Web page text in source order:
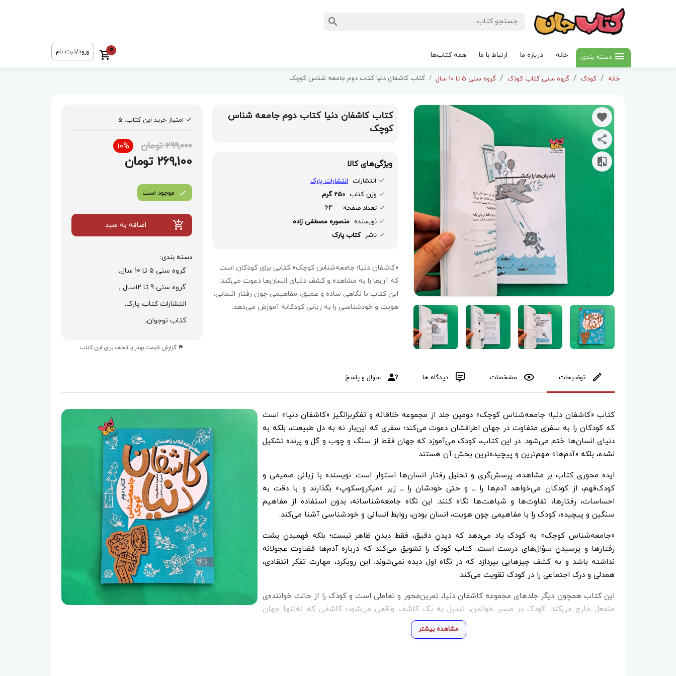
دسته بندی خانه درباره ما ارتباط با ما همه کتاب‌ها
0 ورود/ثبت نام
خانه کودک گروه سنی کتاب کودک گروه سنی 5 تا 10 سال کتاب کاشفان دنیا کتاب دوم جامعه شناس کوچک
کتاب کاشفان دنیا کتاب دوم جامعه شناس
کوچک
ویژگی‌های کالا
انتشارات انتشارات پارک
وزن کتاب 250 گرم
تعداد صفحه
64
نویسنده منصوره مصطفی زاده
ناشر کتاب پارک
«کاشفان دنیا؛ جامعه‌شناس کوچک» کتابی برای کودکان است
که آن‌ها را به مشاهده و کشف دنیای انسان‌ها دعوت می‌کند.
این کتاب با نگاهی ساده و عمیق، مفاهیمی چون رفتار انسانی،
هویت و خودشناسی را به زبانی کودکانه آموزش می‌دهد.
امتیاز خرید این کتاب: 5
299,000 تومان 10%
269,100 تومان
موجود است
اضافه به سبد
دسته بندی:
گروه سنی 5 تا 10 سال,
گروه سنی 9 تا 12سال ,
انتشارات کتاب پارک,
کتاب نوجوان,
گزارش قیمت بهتر یا تخلف برای این کتاب
توضیحات مشخصات دیدگاه ها سوال و پاسخ
کتاب «کاشفان دنیا؛ جامعه‌شناس کوچک» دومین جلد از مجموعه خلاقانه و تفکربرانگیز «کاشفان دنیا» است
که کودکان را به سفری متفاوت در جهان اطرافشان دعوت می‌کند؛ سفری که این‌بار نه به دل طبیعت، بلکه به
دنیای انسان‌ها ختم می‌شود. در این کتاب، کودک می‌آموزد که جهان فقط از سنگ و چوب و گل و پرنده تشکیل
نشده، بلکه «آدم‌ها» مهم‌ترین و پیچیده‌ترین بخش آن هستند.
ایده محوری کتاب بر مشاهده، پرسش‌گری و تحلیل رفتار انسان‌ها استوار است. نویسنده با زبانی صمیمی و
کودک‌فهم، از کودکان می‌خواهد آدم‌ها را ــ و حتی خودشان را ــ زیر «میکروسکوپ» بگذارند و با دقت به
احساسات، رفتارها، تفاوت‌ها و شباهت‌ها نگاه کنند. این نگاه جامعه‌شناسانه، بدون استفاده از مفاهیم
سنگین و پیچیده، کودک را با مفاهیمی چون هویت، انسان بودن، روابط انسانی و خودشناسی آشنا می‌کند.
«جامعه‌شناس کوچک» به کودک یاد می‌دهد که دیدنِ دقیق، فقط دیدنِ ظاهر نیست؛ بلکه فهمیدنِ پشت
رفتارها و پرسیدنِ سؤال‌های درست است. کتاب کودک را تشویق می‌کند که درباره آدم‌ها قضاوت عجولانه
نداشته باشد و به کشف چیزهایی بپردازد که در نگاه اول دیده نمی‌شوند. این رویکرد، مهارت تفکر انتقادی،
همدلی و درک اجتماعی را در کودک تقویت می‌کند.
این کتاب همچون دیگر جلدهای مجموعه کاشفان دنیا، تمرین‌محور و تعاملی است و کودک را از حالت خواننده‌ی
منفعل خارج می‌کند. کودک در مسیر خواندن، تبدیل به یک کاشف واقعی می‌شود؛ کاشفی که نه‌تنها جهان
بیرون، بلکه دنیای درون خودش را نیز کشف می‌کند. «کاشفان دنیا؛ جامعه‌شناس کوچک» کتابی است برای
پرورش نسلی کنجکاو، دقیق و آگاه نسبت به انسان و جامعه.
مشاهده بیشتر